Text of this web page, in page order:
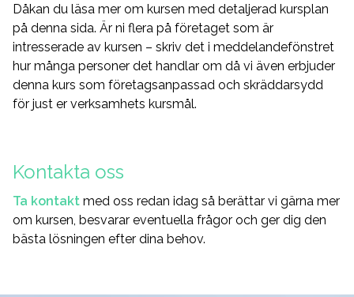
Dåkan du läsa mer om kursen med detaljerad kursplan
på denna sida. Är ni flera på företaget som är
intresserade av kursen – skriv det i meddelandefönstret
hur många personer det handlar om då vi även erbjuder
denna kurs som företagsanpassad och skräddarsydd
för just er verksamhets kursmål.
Kontakta oss
Ta kontakt med oss redan idag så berättar vi gärna mer
om kursen, besvarar eventuella frågor och ger dig den
bästa lösningen efter dina behov.